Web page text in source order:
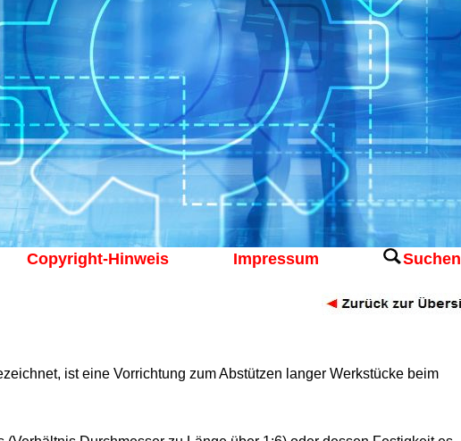
ist eine Vorrichtung zum Abstützen langer Werkstücke beim
Copyright-Hinweis Impressum Suchen